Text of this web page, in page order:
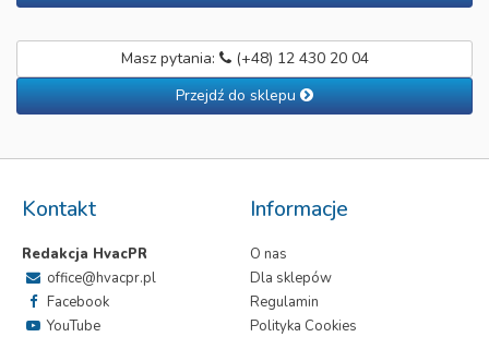
Masz pytania:
(+48) 12 430 20 04
Przejdź do sklepu
Kontakt
Redakcja HvacPR
office@hvacpr.pl
Facebook
YouTube
Informacje
O nas
Dla sklepów
Regulamin
Polityka Cookies